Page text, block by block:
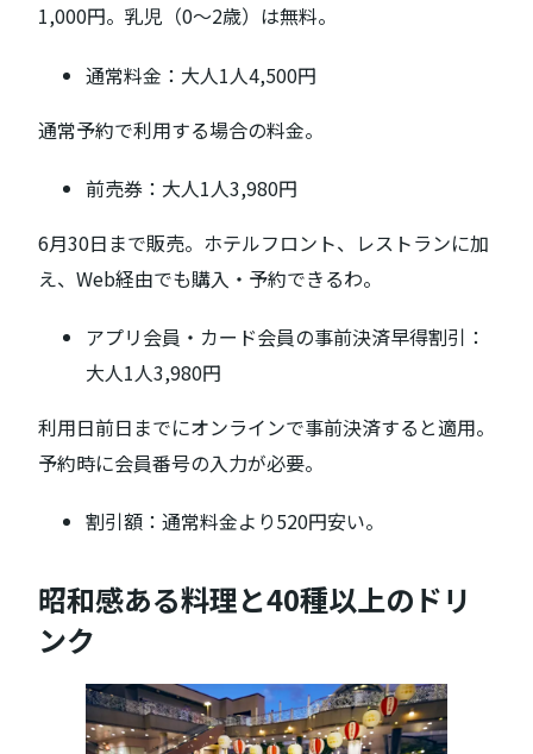
1,000円。乳児（0〜2歳）は無料。
通常料金：大人1人4,500円
通常予約で利用する場合の料金。
前売券：大人1人3,980円
6月30日まで販売。ホテルフロント、レストランに加
え、Web経由でも購入・予約できるわ。
アプリ会員・カード会員の事前決済早得割引：
大人1人3,980円
利用日前日までにオンラインで事前決済すると適用。
予約時に会員番号の入力が必要。
割引額：通常料金より520円安い。
昭和感ある料理と40種以上のドリ
ンク